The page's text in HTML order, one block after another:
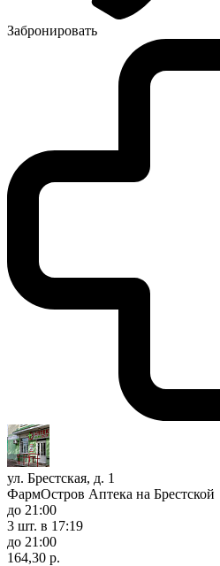
Забронировать
ул. Брестская, д. 1
ФармОстров Аптека на Брестской
до 21:00
3 шт. в 17:19
до 21:00
164,30 р.